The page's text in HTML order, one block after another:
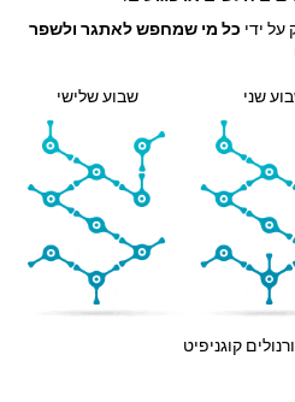
ידי כל מי שמחפש לאתגר ולשפר
שני שבוע שלישי
קוגניפיט